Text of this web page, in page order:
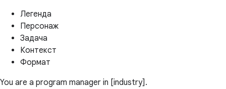
Легенда
Персонаж
Задача
Контекст
Формат
You are a program manager in [industry].